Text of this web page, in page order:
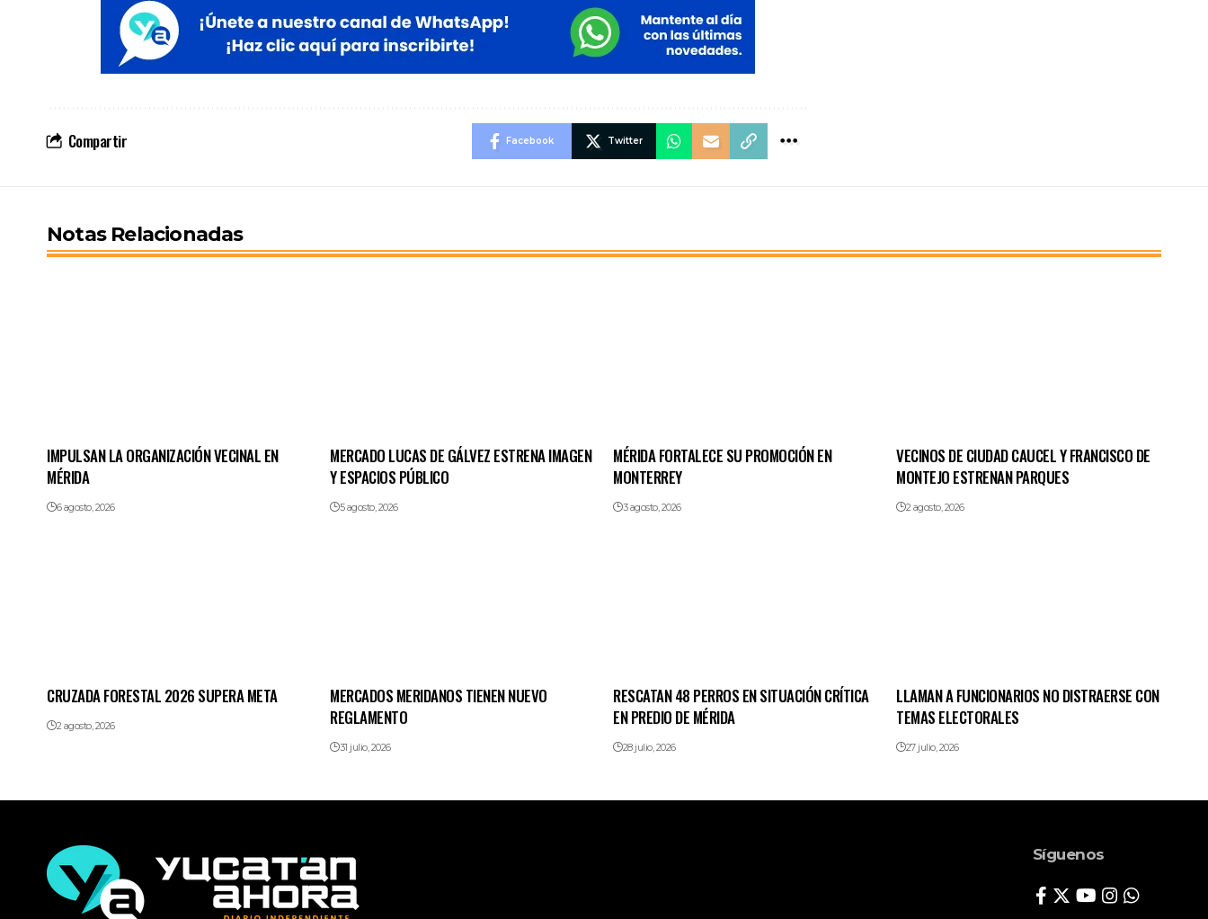
Compartir Facebook Twitter
Notas Relacionadas
IMPULSAN LA ORGANIZACIÓN VECINAL EN
MÉRIDA
6 agosto, 2026
MERCADO LUCAS DE GÁLVEZ ESTRENA IMAGEN
Y ESPACIOS PÚBLICO
5 agosto, 2026
MÉRIDA FORTALECE SU PROMOCIÓN EN
MONTERREY
3 agosto, 2026
VECINOS DE CIUDAD CAUCEL Y FRANCISCO DE
MONTEJO ESTRENAN PARQUES
2 agosto, 2026
CRUZADA FORESTAL 2026 SUPERA META
2 agosto, 2026
MERCADOS MERIDANOS TIENEN NUEVO
REGLAMENTO
31 julio, 2026
RESCATAN 48 PERROS EN SITUACIÓN CRÍTICA
EN PREDIO DE MÉRIDA
28 julio, 2026
LLAMAN A FUNCIONARIOS NO DISTRAERSE CON
TEMAS ELECTORALES
27 julio, 2026
Síguenos